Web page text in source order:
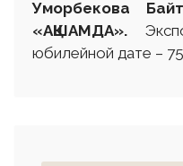
Уморбекова
«АҚШАМДА».
юбилейной дате –